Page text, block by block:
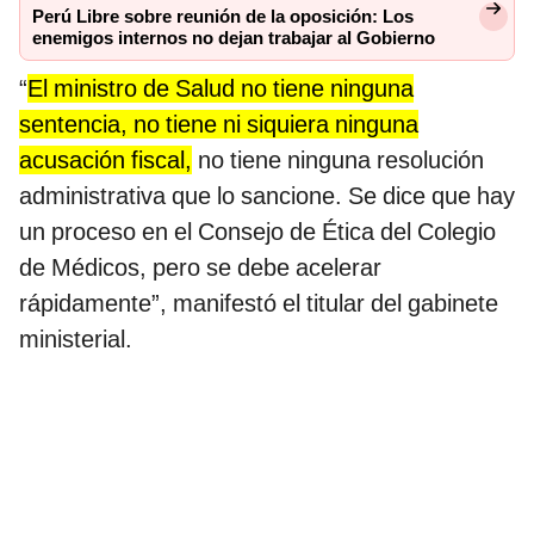
Perú Libre sobre reunión de la oposición: Los
enemigos internos no dejan trabajar al Gobierno
“El ministro de Salud no tiene ninguna
sentencia, no tiene ni siquiera ninguna
acusación fiscal, no tiene ninguna resolución
administrativa que lo sancione. Se dice que hay
un proceso en el Consejo de Ética del Colegio
de Médicos, pero se debe acelerar
rápidamente”, manifestó el titular del gabinete
ministerial.